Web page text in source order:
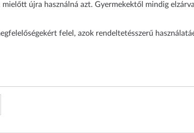
újra használná azt. Gyermekektől mindig
felel, azok rendeltetésszerű